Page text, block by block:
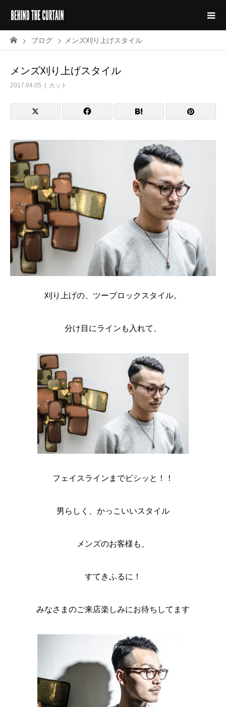
ブログ メンズ刈り上げスタイル
メンズ刈り上げスタイル
2017.04.05 カット
刈り上げの、ツーブロックスタイル。
分け目にラインも入れて、
フェイスラインまでビシッと！！
男らしく、かっこいいスタイル
メンズのお客様も、
すてきふるに！
みなさまのご来店楽しみにお待ちしてます